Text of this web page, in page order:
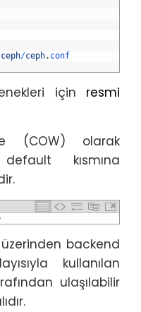
ceph/ceph. conf
için resmi
(COW) olarak
kısmına
backend
kullanılan
ulaşılabilir